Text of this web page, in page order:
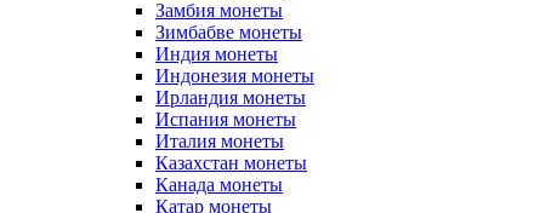
Замбия монеты
Зимбабве монеты
Индия монеты
Индонезия монеты
Ирландия монеты
Испания монеты
Италия монеты
Казахстан монеты
Канада монеты
Катар монеты